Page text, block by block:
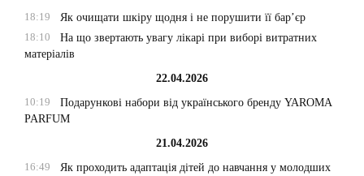
18:19
Як очищати шкіру щодня і не порушити її бар’єр
18:10
На що звертають увагу лікарі при виборі витратних
матеріалів
22.04.2026
10:19
Подарункові набори від українського бренду YAROMA
PARFUM
21.04.2026
16:49
Як проходить адаптація дітей до навчання у молодших